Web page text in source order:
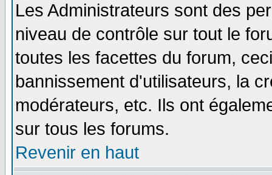
Les Administrateurs sont des
niveau de contrôle sur tout le
toutes les facettes du forum,
bannissement d'utilisateurs, la
modérateurs, etc. Ils ont
sur tous les forums.
Revenir en haut